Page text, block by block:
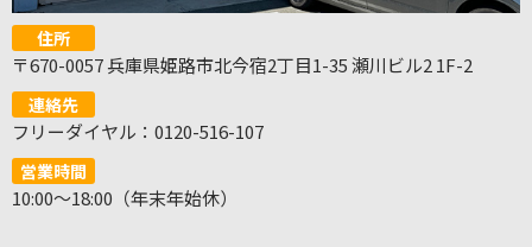
住所
〒670-0057 兵庫県姫路市北今宿2丁目1-35 瀬川ビル2 1F-2
連絡先
フリーダイヤル：0120-516-107
営業時間
10:00～18:00（年末年始休）